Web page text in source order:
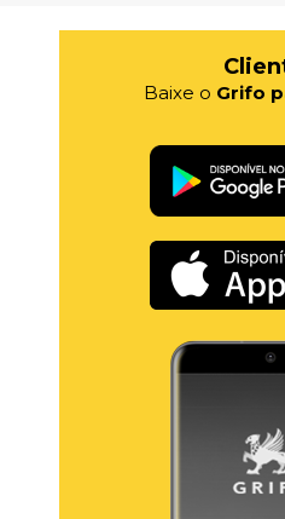
Baixe o Grifo